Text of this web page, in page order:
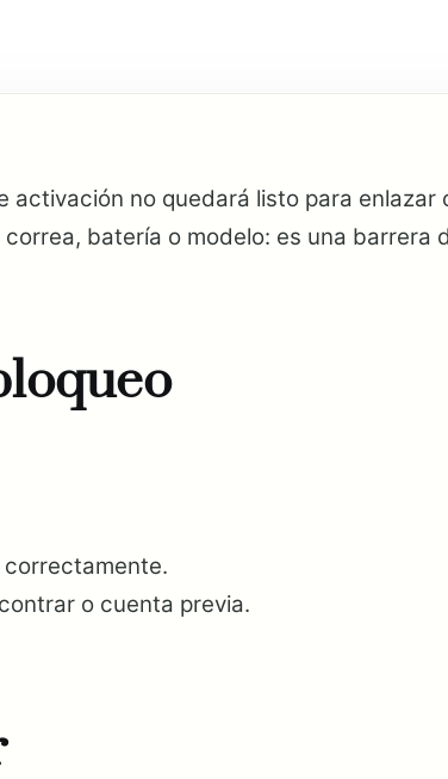
activación no quedará listo para
batería o modelo: es una barrera
correctamente.
o cuenta previa.